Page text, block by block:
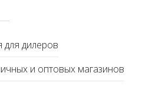
дилеров
и оптовых магазинов